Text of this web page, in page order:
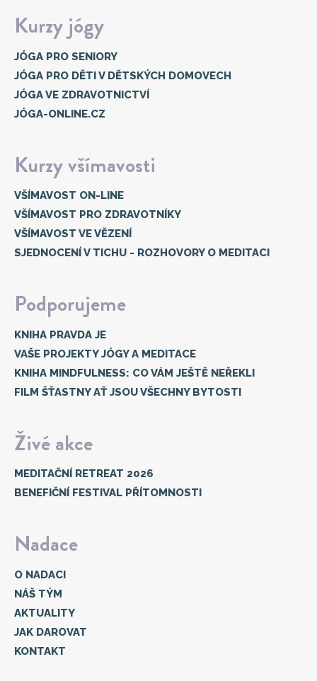
Kurzy jógy
JÓGA PRO SENIORY
JÓGA PRO DĚTI V DĚTSKÝCH DOMOVECH
JÓGA VE ZDRAVOTNICTVÍ
JÓGA-ONLINE.CZ
Kurzy všímavosti
VŠÍMAVOST ON-LINE
VŠÍMAVOST PRO ZDRAVOTNÍKY
VŠÍMAVOST VE VĚZENÍ
SJEDNOCENÍ V TICHU - ROZHOVORY O MEDITACI
Podporujeme
KNIHA PRAVDA JE
VAŠE PROJEKTY JÓGY A MEDITACE
KNIHA MINDFULNESS: CO VÁM JEŠTĚ NEŘEKLI
FILM ŠŤASTNY AŤ JSOU VŠECHNY BYTOSTI
Živé akce
MEDITAČNÍ RETREAT 2026
BENEFIČNÍ FESTIVAL PŘÍTOMNOSTI
Nadace
O NADACI
NÁŠ TÝM
AKTUALITY
JAK DAROVAT
KONTAKT